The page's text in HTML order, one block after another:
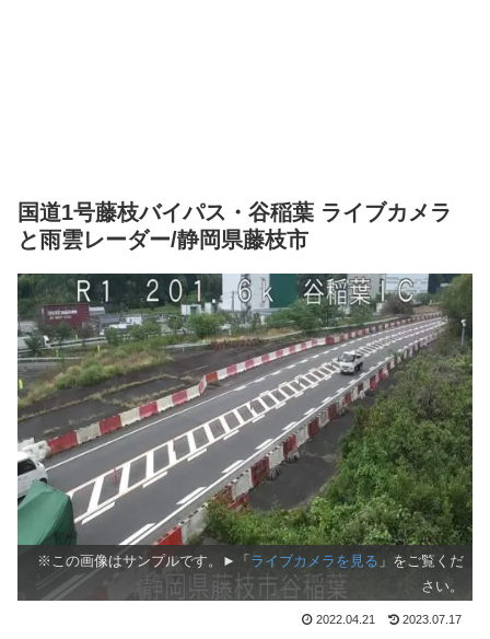
国道1号藤枝バイパス・谷稲葉 ライブカメラ
と雨雲レーダー/静岡県藤枝市
※この画像はサンプルです。►「ライブカメラを見る 」をご覧くだ
さい。
2022.04.21 2023.07.17